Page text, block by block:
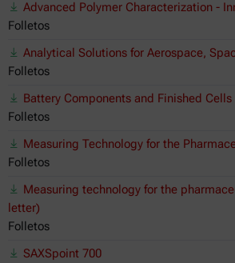
Advanced Polymer Characterization -
Folletos
Analytical Solutions for Aerospace,
Folletos
Battery Components and Finished Cells
Folletos
Measuring Technology for the
Folletos
Measuring technology for the
letter)
Folletos
SAXSpoint 700